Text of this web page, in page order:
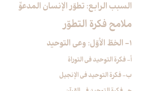
السبب الرابع: تطوّر الإنسان المدعوِّ
ملامح فكرة التطوّر
1- الخطّ الأوّل: وعي التوحيد
أ- فكرة التوحيد في التوراة
ب- فكرة التوحيد في الإنجيل